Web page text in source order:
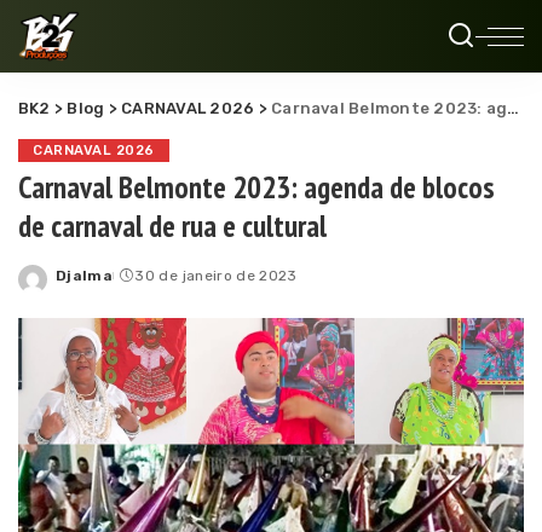
BK2 > Blog > CARNAVAL 2026 > Carnaval Belmonte 2023: agenda de blocos de carnaval de rua e cultural
CARNAVAL 2026
Carnaval Belmonte 2023: agenda de blocos
de carnaval de rua e cultural
Posted
Djalma 30 de janeiro de 2023